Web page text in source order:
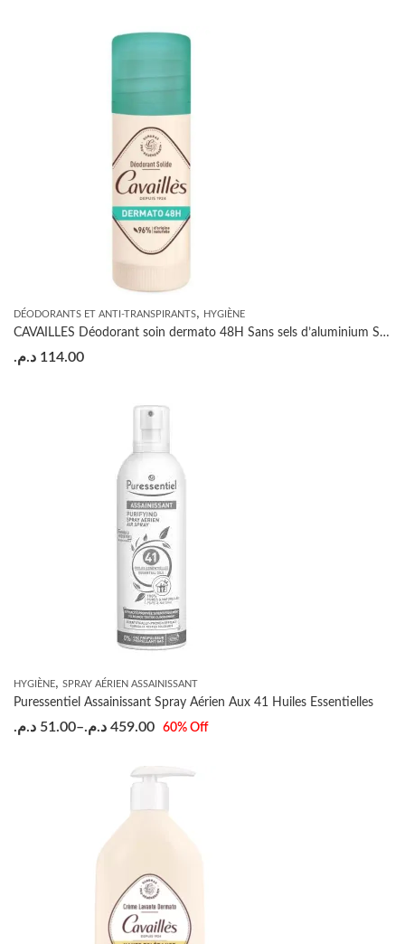
DÉODORANTS ET ANTI-TRANSPIRANTS, HYGIÈNE
CAVAILLES Déodorant soin dermato 48H Sans sels d’aluminium STICK 40ML
114.00 د.م.
HYGIÈNE, SPRAY AÉRIEN ASSAINISSANT
Puressentiel Assainissant Spray Aérien Aux 41 Huiles Essentielles
51.00 د.م. – 459.00 د.م. 60% Off